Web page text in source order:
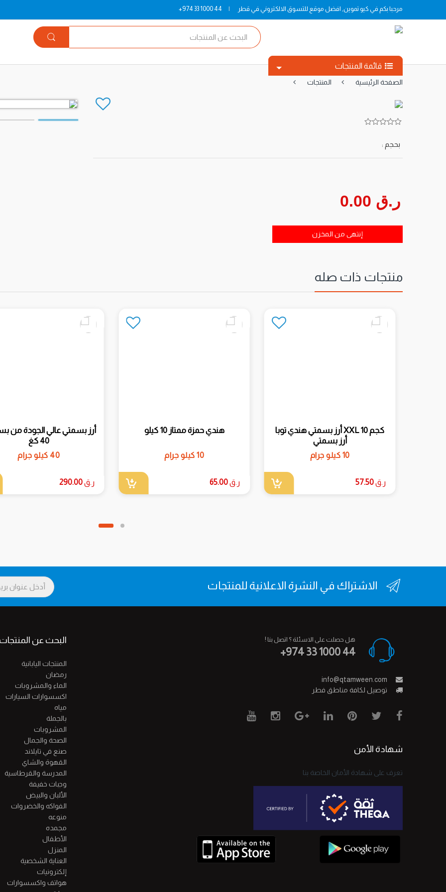
مرحبا بكم في كيو تموين, افضل موقع للتسوق الالكتروني في قطر +974 33 1000 44
ل
ث
قائمة المنتجات
الصفحة الرئيسية المنتجات
f
بحجم :
ر.ق 0.00
إنتهى من المخزن
منتجات ذات صله
أرز بسمتي عالي الجودة من
40 كغ
40 كيلو جرام
ر.ق290.00
هندي حمزة ممتاز 10 كيلو
10 كيلو جرام
ر.ق65.00
أرز بسمتي هندي توبا XXL 10 كجم
أرز بسمتي
10 كيلو جرام
ر.ق57.50
الاشتراك في النشرة الاعلانية للمنتجات
البحث عن المنتجات
المنتجات اليابانية
رمضان
الماء والمشروبات
اكسسوارات السيارات
مياه
بالجملة
المشروبات
الصحة والجمال
صنع في تايلاند
القهوة والشاي
المدرسة والقرطاسية
وجبات خفيفة
الألبان والبيض
الفواكه والخضروات
منوعه
مجمده
الأطفال
المنزل
العناية الشخصية
إلكترونيات
هواتف واكسسوارات
هل حصلت على الاسئلة ؟ اتصل بنا !
+974 33 1000 44
info@qtamween.com
توصيل لكافة مناطق فطر
شهادة الأمن
تعرف على شهادة الأمان الخاصة بنا